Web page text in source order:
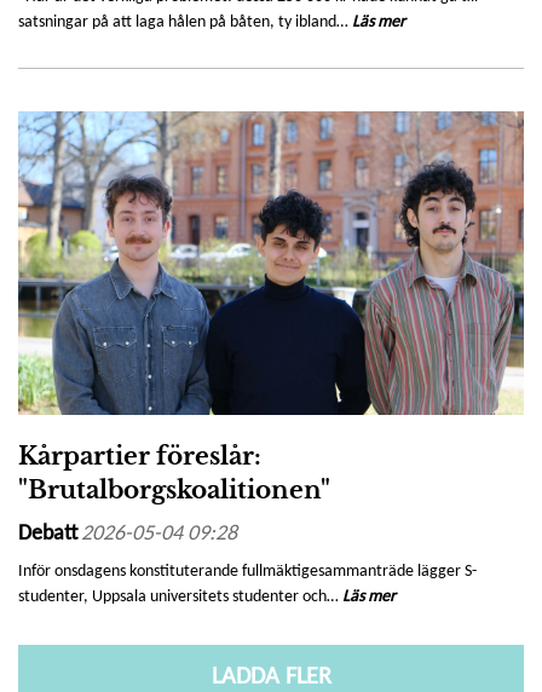
satsningar på att laga hålen på båten, ty ibland… Läs mer
Kårpartier föreslår:
"Brutalborgskoalitionen"
Debatt2026-05-04 09:28
Inför onsdagens konstituterande fullmäktigesammanträde lägger S-
studenter, Uppsala universitets studenter och… Läs mer
LADDA FLER